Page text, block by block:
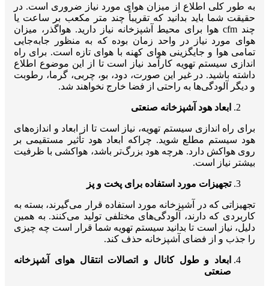
به طور کلی اطلاع از میزان هوای مورد نیاز ضروری است. در
حقیقت شما باید بدانید که تقریباً چند متر مکعب بر ساعت یا
چند cfm هوا برای محیط آشپزخانه نیاز دارید. هواگذر، میزان
هوای مورد نیاز در واحد زمان بوده که به منظور جابه‌جایی
تمامی هوا و جایگزینی هوای کهنه با هوای تازه است. برای راه
اندازی سیستم تهویه کارآمد نیاز است تا از این موضوع اطلاع
داشته باشید. در غیر این صورت، دود، بو، چربی، گرما، رطوبت
و دیگر آلودگی‌ها به راحتی از فضا خارج نخواهند شد.
ابعاد هود آشپزخانه صنعتی
برای راه اندازی سیستم تهویه، نیاز است تا از ابعاد و اندازه‌های
هود سیستم مطلع شوید. چراکه ابعاد هود تأثیر مستقیمی بر
روی هواکش دارد. هرچه هود بزرگ‌تر باشد، هواکشی با ظرفیت
بیشتر نیاز است.
تجهیزات مورد استفاده برای پخت و پز
تجهیزاتی که در آشپزخانه مورد استفاده قرار می‌گیرند، بسته به
کاربردی که دارند، آلودگی‌های مختلفی تولید می‌کنند. به همین
دلیل، نیاز است تا بدانید سیستم تهویه شما قرار است چه چیزی
را جذب و از فضای آشپزخانه حذف کند.
ابعاد و طول کانال و اتصالات انتقال هوای آشپزخانه
صنعتی